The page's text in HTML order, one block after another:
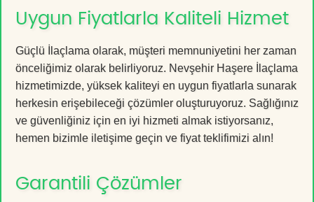
Uygun Fiyatlarla Kaliteli Hizmet
Güçlü İlaçlama olarak, müşteri memnuniyetini her zaman
önceliğimiz olarak belirliyoruz. Nevşehir Haşere İlaçlama
hizmetimizde, yüksek kaliteyi en uygun fiyatlarla sunarak
herkesin erişebileceği çözümler oluşturuyoruz. Sağlığınız
ve güvenliğiniz için en iyi hizmeti almak istiyorsanız,
hemen bizimle iletişime geçin ve fiyat teklifimizi alın!
Garantili Çözümler